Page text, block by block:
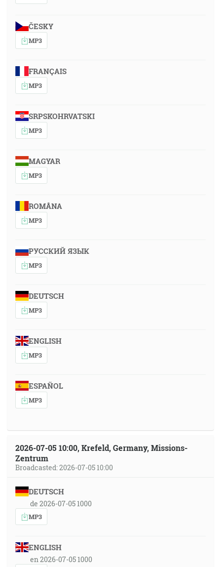
ČESKY
MP3
FRANÇAIS
MP3
SRPSKOHRVATSKI
MP3
MAGYAR
MP3
ROMÂNA
MP3
РУССКИЙ ЯЗЫК
MP3
DEUTSCH
MP3
ENGLISH
MP3
ESPAÑOL
MP3
2026-07-05 10:00, Krefeld, Germany, Missions-
Zentrum
Broadcasted: 2026-07-05 10:00
DEUTSCH
de 2026-07-05 1000
MP3
ENGLISH
en 2026-07-05 1000